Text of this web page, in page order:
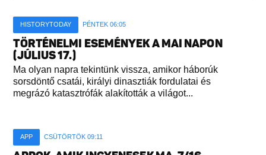
HISTORYTODAY PÉNTEK 06:05
TÖRTÉNELMI ESEMÉNYEK A MAI NAPON
(JÚLIUS 17.)
Ma olyan napra tekintünk vissza, amikor háborúk
sorsdöntő csatái, királyi dinasztiák fordulatai és
megrázó katasztrófák alakították a világot...
APP CSÜTÖRTÖK 09:11